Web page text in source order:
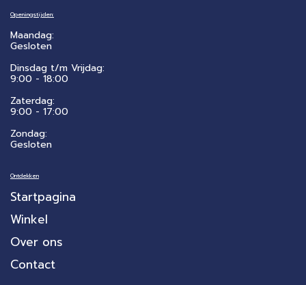
Openingstijden:
Maandag:
Gesloten
Dinsdag t/m Vrijdag:
9:00 - 18:00
Zaterdag:
​9:00 - 17:00
Zondag:
Gesloten
Ontdekken
Startpagina
Winkel
Over ons
Contact